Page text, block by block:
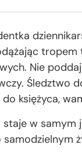
Nie
Śledztwo
księżyca,
staje w